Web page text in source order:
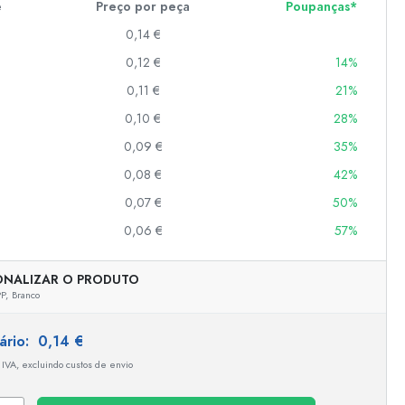
Preço por peça
Poupanças*
0,14 €
0,12 €
14%
0,11 €
21%
0,10 €
28%
0,09 €
35%
0,08 €
42%
0,07 €
50%
0,06 € 57%
O PRODUTO
Branco
0,14 €
excluindo custos de envio